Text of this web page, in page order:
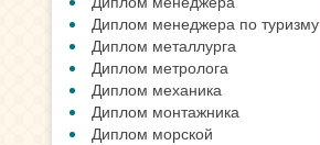
Диплом менеджера по туризму
Диплом металлурга
Диплом метролога
Диплом механика
Диплом монтажника
Диплом морской